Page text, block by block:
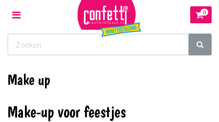
Toggle
0
Winkelwagen
Make up
Make-up voor feestjes